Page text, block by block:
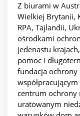
Z biurami w
Wielkiej Brytanii,
RPA, Tajlandii,
ośrodkami
jedenastu
pomoc i
fundacja
centrum ochrony
uratowanym